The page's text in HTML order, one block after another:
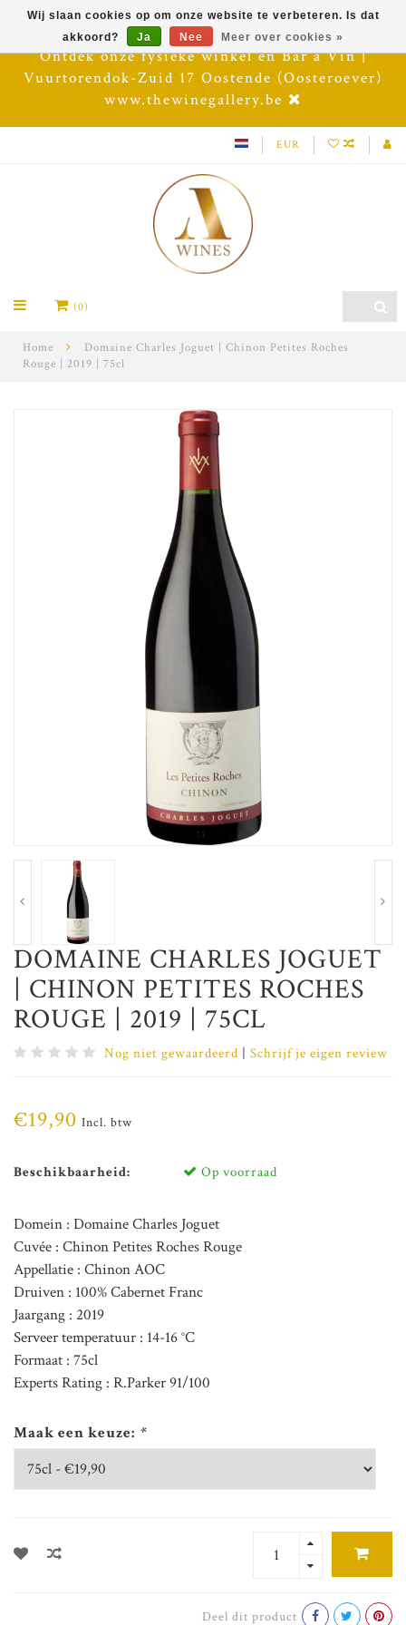
Ontdek onze fysieke winkel en Bar à Vin |
Vuurtorendok-Zuid 17 Oostende (Oosteroever)
www.thewinegallery.be
EUR
(0)
Home
Domaine Charles Joguet | Chinon Petites Roches
Rouge | 2019 | 75cl
DOMAINE CHARLES JOGUET
| CHINON PETITES ROCHES
ROUGE | 2019 | 75CL
Nog niet gewaardeerd | Schrijf je eigen review
€19,90 Incl. btw
Beschikbaarheid: Op voorraad
Domein : Domaine Charles Joguet
Cuvée : Chinon Petites Roches Rouge
Appellatie : Chinon AOC
Druiven : 100% Cabernet Franc
Jaargang : 2019
Serveer temperatuur : 14-16 °C
Formaat : 75cl
Experts Rating : R.Parker 91/100
Maak een keuze: *
Deel dit product
Wij slaan cookies op om onze website te verbeteren. Is dat
akkoord?
Ja Nee Meer over cookies »